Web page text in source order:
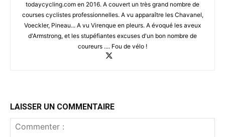
todaycycling.com en 2016. A couvert un très grand nombre de
courses cyclistes professionnelles. A vu apparaître les Chavanel,
Voeckler, Pineau... A vu Virenque en pleurs. A évoqué les aveux
d'Armstrong, et les stupéfiantes excuses d'un bon nombre de
coureurs .... Fou de vélo !
LAISSER UN COMMENTAIRE